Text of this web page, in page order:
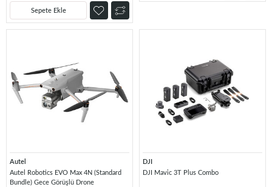
Sepete Ekle
Autel
Autel Robotics EVO Max 4N (Standard
Bundle) Gece Görüşlü Drone
DJI
DJI Mavic 3T Plus Combo